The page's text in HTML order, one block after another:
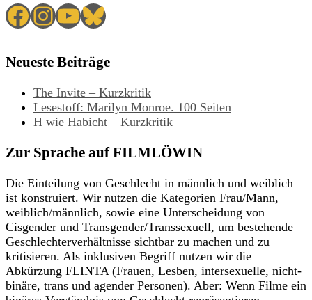
Facebook
Instagram
YouTube
Bluesky
Neueste Beiträge
The Invite – Kurzkritik
Lesestoff: Marilyn Monroe. 100 Seiten
H wie Habicht – Kurzkritik
Zur Sprache auf FILMLÖWIN
Die Einteilung von Geschlecht in männlich und weiblich
ist konstruiert. Wir nutzen die Kategorien Frau/Mann,
weiblich/männlich, sowie eine Unterscheidung von
Cisgender und Transgender/Transsexuell, um bestehende
Geschlechterverhältnisse sichtbar zu machen und zu
kritisieren. Als inklusiven Begriff nutzen wir die
Abkürzung FLINTA (Frauen, Lesben, intersexuelle, nicht-
binäre, trans und agender Personen). Aber: Wenn Filme ein